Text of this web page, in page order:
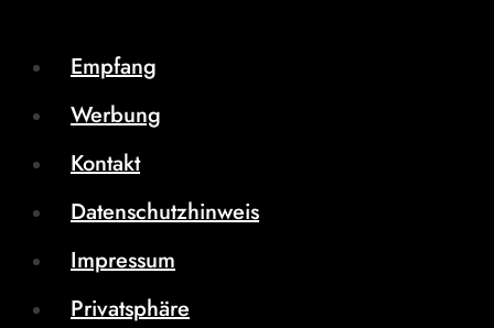
Empfang
Werbung
Kontakt
Datenschutzhinweis
Impressum
Privatsphäre